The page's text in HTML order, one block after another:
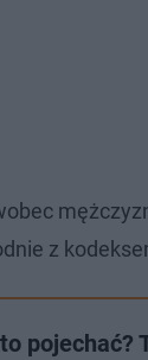
z
pojechać?